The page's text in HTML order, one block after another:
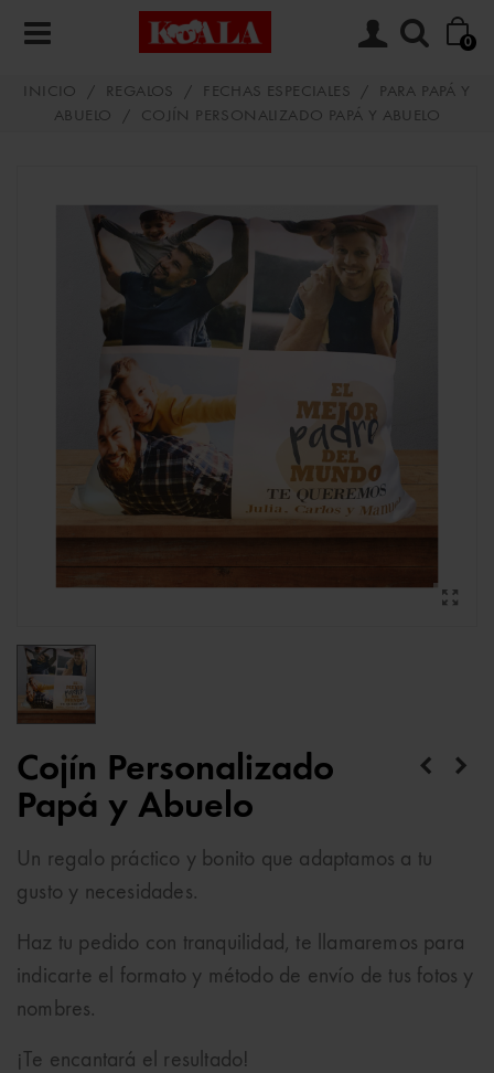
0
INICIO / REGALOS / FECHAS ESPECIALES /
PARA PAPÁ Y
ABUELO
/ COJÍN PERSONALIZADO PAPÁ Y ABUELO
Cojín Personalizado
Papá y Abuelo
Un regalo práctico y bonito que adaptamos a tu
gusto y necesidades.
Haz tu pedido con tranquilidad, te llamaremos para
indicarte el formato y método de envío de tus fotos y
nombres.
¡Te encantará el resultado!